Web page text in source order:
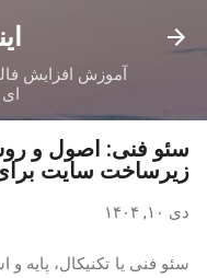
رد
آموزش افزایش
ای
سئو فنی: اصول و
زیرساخت سایت
دی ۱۰, ۱۴۰۴
سئو فنی یا تکنیکال، پایه